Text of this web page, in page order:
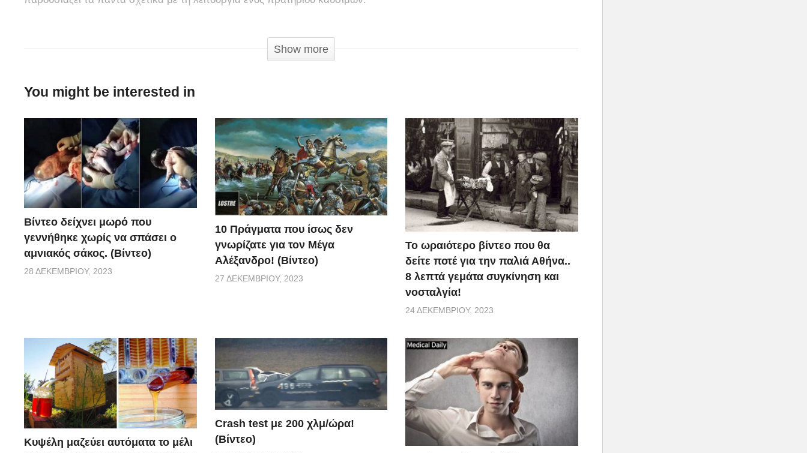
Show more
You might be interested in
Βίντεο δείχνει μωρό που
γεννήθηκε χωρίς να σπάσει ο
αμνιακός σάκος. (Βίντεο)
28 ΔΕΚΕΜΒΡΊΟΥ, 2023
10 Πράγματα που ίσως δεν
γνωρίζατε για τον Μέγα
Αλέξανδρο! (Βίντεο)
27 ΔΕΚΕΜΒΡΊΟΥ, 2023
Το ωραιότερο βίντεο που θα
δείτε ποτέ για την παλιά Αθήνα..
8 λεπτά γεμάτα συγκίνηση και
νοσταλγία!
24 ΔΕΚΕΜΒΡΊΟΥ, 2023
Κυψέλη μαζεύει αυτόματα το μέλι
Crash test με 200 χλμ/ώρα!
(Βίντεο)